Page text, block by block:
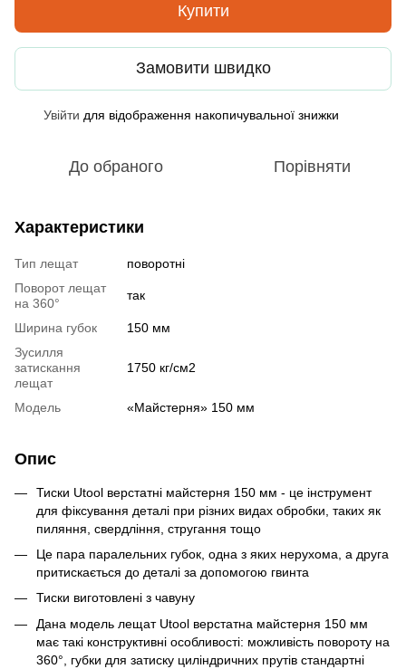
Купити
Замовити швидко
Увійти для відображення накопичувальної знижки
До обраного Порівняти
Характеристики
Тип лещат
поворотні
Поворот лещат
на 360°
так
Ширина губок
150 мм
Зусилля
затискання
лещат
1750 кг/см2
Модель «Майстерня» 150 мм
Опис
Тиски Utool верстатні майстерня 150 мм - це інструмент
для фіксування деталі при різних видах обробки, таких як
пиляння, свердління, стругання тощо
Це пара паралельних губок, одна з яких нерухома, а друга
притискається до деталі за допомогою гвинта
Тиски виготовлені з чавуну
Дана модель лещат Utool верстатна майстерня 150 мм
має такі конструктивні особливості: можливість повороту на
360°, губки для затиску циліндричних прутів стандартні